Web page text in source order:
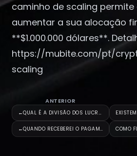
caminho de scaling
aumentar a sua alocação
**$1.000.000 dólares**.
https://mubite.com/pt/
scaling
ANTERIOR
← QUAL É A DIVISÃO DOS LUCROS?
← QUANDO RECEBEREI O PAGAMENTO D